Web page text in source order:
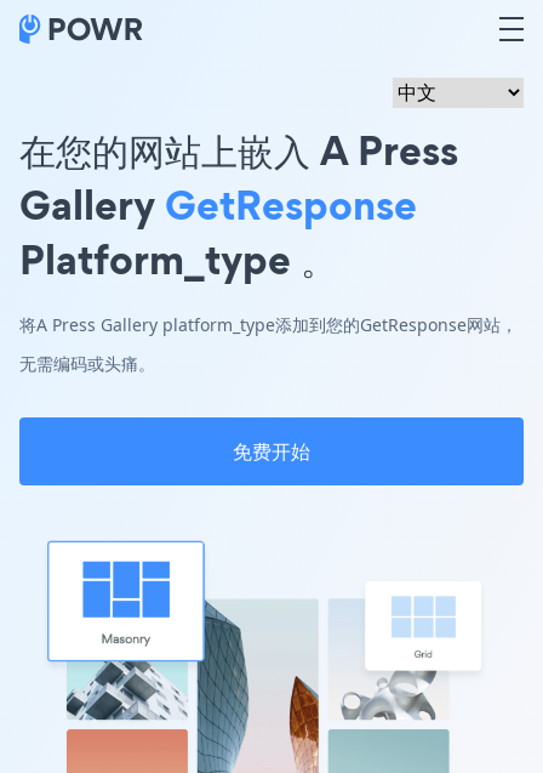
在您的网站上嵌入 A Press
GalleryGetResponse
Platform_type 。
将A Press Gallery platform_type添加到您的GetResponse网站，
无需编码或头痛。
免费开始